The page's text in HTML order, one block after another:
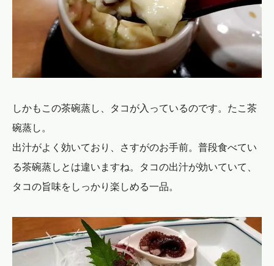
しかもこの茶碗蒸し、タコが入っているのです。たこ茶
碗蒸し。
出汁がよく効いており、さすがのお手前。普段食べてい
る茶碗蒸しとは違いますね。タコの出汁が効いていて、
タコの旨味をしっかり楽しめる一品。